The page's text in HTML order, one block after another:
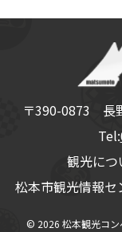
〒390-0873 長
Tel:
観光につ
松本市観光情報
© 2026 松本観光コ